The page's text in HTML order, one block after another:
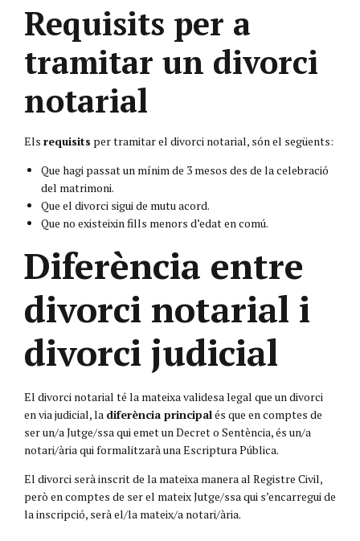
Requisits per a
tramitar un divorci
notarial
Els requisits per tramitar el divorci notarial, són el següents:
Que hagi passat un mínim de 3 mesos des de la celebració
del matrimoni.
Que el divorci sigui de mutu acord.
Que no existeixin fills menors d’edat en comú.
Diferència entre
divorci notarial i
divorci judicial
El divorci notarial té la mateixa validesa legal que un divorci
en via judicial, la diferència principalés que en comptes de
ser un/a Jutge/ssa qui emet un Decret o Sentència, és un/a
notari/ària qui formalitzarà una Escriptura Pública.
El divorci serà inscrit de la mateixa manera al Registre Civil,
però en comptes de ser el mateix Jutge/ssa qui s’encarregui de
la inscripció, serà el/la mateix/a notari/ària.